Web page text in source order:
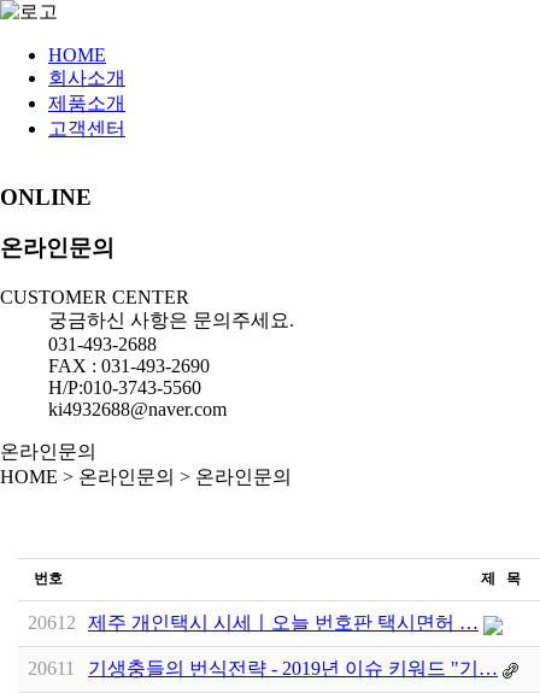
HOME
회사소개
제품소개
고객센터
ONLINE
온라인문의
CUSTOMER CENTER
궁금하신 사항은 문의주세요.
031-493-2688
FAX : 031-493-2690
H/P:010-3743-5560
ki4932688@naver.com
온라인문의
HOME > 온라인문의 > 온라인문의
번호 제 목
20612 제주 개인택시 시세ㅣ오늘 번호판 택시면허 …
20611 기생충들의 번식전략 - 2019년 이슈 키워드 "기…